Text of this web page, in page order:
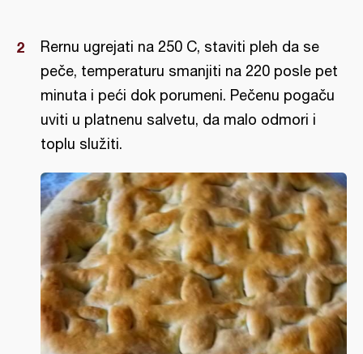
Rernu ugrejati na 250 C, staviti pleh da se
peče, temperaturu smanjiti na 220 posle pet
minuta i peći dok porumeni. Pečenu pogaču
uviti u platnenu salvetu, da malo odmori i
toplu služiti.